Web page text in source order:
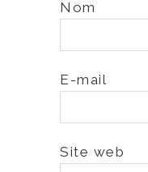
Nom
E-mail
Site web